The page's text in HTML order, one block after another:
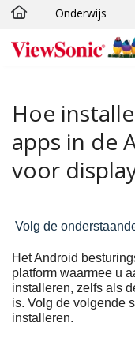
Ga naar hoofdinhoud
Onderwijs
Hoe
apps in de
voor
Volg de
Het Android
platform waarmee u
installeren, zelfs als
is. Volg de volgende
installeren.